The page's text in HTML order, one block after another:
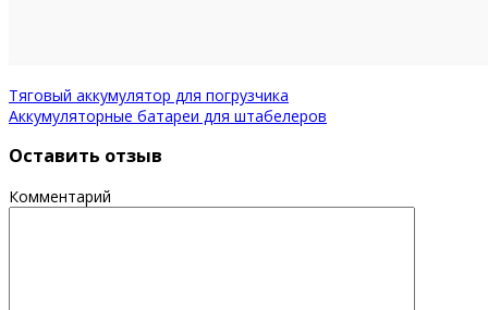
Тяговый аккумулятор для погрузчика
Аккумуляторные батареи для штабелеров
Оставить отзыв
Комментарий